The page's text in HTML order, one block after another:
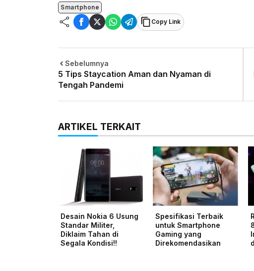
Smartphone
Copy Link
Sebelumnya
5 Tips Staycation Aman dan Nyaman di
Tengah Pandemi
ARTIKEL TERKAIT
Desain Nokia 6 Usung
Standar Militer,
Diklaim Tahan di
Segala Kondisi!!
Spesifikasi Terbaik
untuk Smartphone
Gaming yang
Direkomendasikan